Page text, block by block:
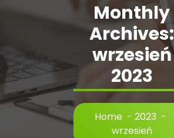
Monthly
Archives:
wrzesień
2023
Home - 2023 -
wrzesień